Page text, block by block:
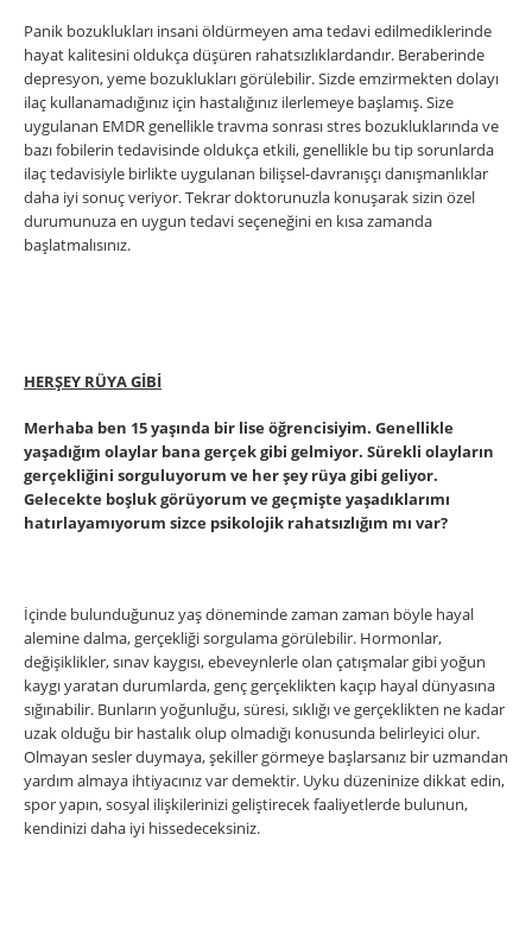
Panik bozuklukları insani öldürmeyen ama tedavi edilmediklerinde
hayat kalitesini oldukça düşüren rahatsızlıklardandır. Beraberinde
depresyon, yeme bozuklukları görülebilir. Sizde emzirmekten dolayı
ilaç kullanamadığınız için hastalığınız ilerlemeye başlamış. Size
uygulanan EMDR genellikle travma sonrası stres bozukluklarında ve
bazı fobilerin tedavisinde oldukça etkili, genellikle bu tip sorunlarda
ilaç tedavisiyle birlikte uygulanan bilişsel-davranışçı danışmanlıklar
daha iyi sonuç veriyor. Tekrar doktorunuzla konuşarak sizin özel
durumunuza en uygun tedavi seçeneğini en kısa zamanda
başlatmalısınız.
HERŞEY RÜYA GİBİ
Merhaba ben 15 yaşında bir lise öğrencisiyim. Genellikle
yaşadığım olaylar bana gerçek gibi gelmiyor. Sürekli olayların
gerçekliğini sorguluyorum ve her şey rüya gibi geliyor.
Gelecekte boşluk görüyorum ve geçmişte yaşadıklarımı
hatırlayamıyorum sizce psikolojik rahatsızlığım mı var?
İçinde bulunduğunuz yaş döneminde zaman zaman böyle hayal
alemine dalma, gerçekliği sorgulama görülebilir. Hormonlar,
değişiklikler, sınav kaygısı, ebeveynlerle olan çatışmalar gibi yoğun
kaygı yaratan durumlarda, genç gerçeklikten kaçıp hayal dünyasına
sığınabilir. Bunların yoğunluğu, süresi, sıklığı ve gerçeklikten ne kadar
uzak olduğu bir hastalık olup olmadığı konusunda belirleyici olur.
Olmayan sesler duymaya, şekiller görmeye başlarsanız bir uzmandan
yardım almaya ihtiyacınız var demektir. Uyku düzeninize dikkat edin,
spor yapın, sosyal ilişkilerinizi geliştirecek faaliyetlerde bulunun,
kendinizi daha iyi hissedeceksiniz.